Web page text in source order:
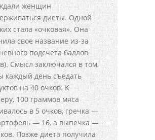
женщин
диеты. Одной
стала «очковая». Она
свое название из-за
подсчета баллов
Смысл заключался в том,
каждый день съедать
на 40 очков. К
100 граммов мяса
в 5 очков, гречка —
— 16, а выпечка —
Позже диета получила